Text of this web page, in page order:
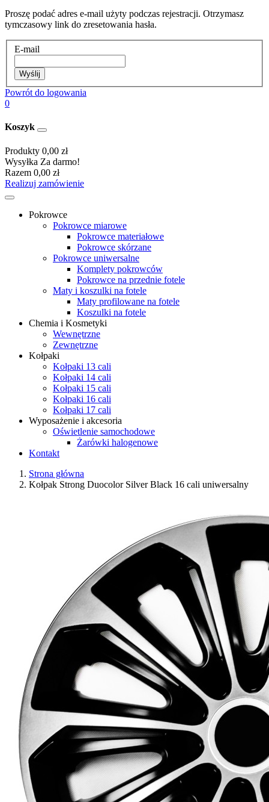
Proszę podać adres e-mail użyty podczas rejestracji. Otrzymasz
tymczasowy link do zresetowania hasła.
E-mail
Wyślij
Powrót do logowania
0
Koszyk
Produkty 0,00 zł
Wysyłka Za darmo!
Razem 0,00 zł
Realizuj zamówienie
Pokrowce
Pokrowce miarowe
Pokrowce materiałowe
Pokrowce skórzane
Pokrowce uniwersalne
Komplety pokrowców
Pokrowce na przednie fotele
Maty i koszulki na fotele
Maty profilowane na fotele
Koszulki na fotele
Chemia i Kosmetyki
Wewnętrzne
Zewnętrzne
Kołpaki
Kołpaki 13 cali
Kołpaki 14 cali
Kołpaki 15 cali
Kołpaki 16 cali
Kołpaki 17 cali
Wyposażenie i akcesoria
Oświetlenie samochodowe
Żarówki halogenowe
Kontakt
Strona główna
Kołpak Strong Duocolor Silver Black 16 cali uniwersalny